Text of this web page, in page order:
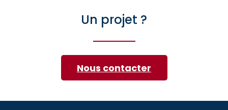
Un projet ?
Nous contacter